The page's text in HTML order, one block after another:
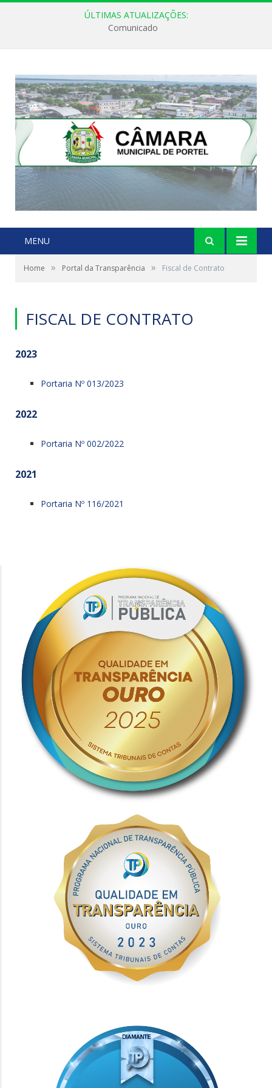
ÚLTIMAS ATUALIZAÇÕES:
Comunicado
MENU
Home » Portal da Transparência » Fiscal de Contrato
FISCAL DE CONTRATO
2023
Portaria Nº 013/2023
2022
Portaria Nº 002/2022
2021
Portaria Nº 116/2021